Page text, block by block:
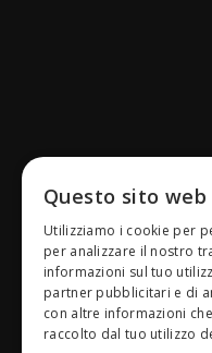
Questo sito
Utilizziamo i cookie per
per analizzare il nostro
informazioni sul tuo
partner pubblicitari e di
con altre informazioni
raccolto dal tuo utilizzo